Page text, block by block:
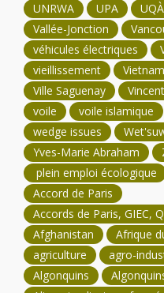
UNRWA
UPA
Vallée-Jonction
véhicules électriques
vieillissement
Vietnam
Ville Saguenay
voile
voile islamique
wedge issues
Yves-Marie Abraham
plein emploi écologique
Accord de Paris
Accords de Paris, GIEC,
Afghanistan
Afrique
agriculture
agro-
Algonquins